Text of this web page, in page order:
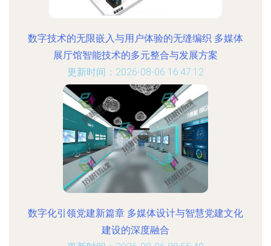
数字技术的无限嵌入与用户体验的无缝编织 多媒体
展厅馆智能技术的多元整合与发展方案
更新时间：2026-08-06 16:47:12
数字化引领党建新篇章 多媒体设计与智慧党建文化
建设的深度融合